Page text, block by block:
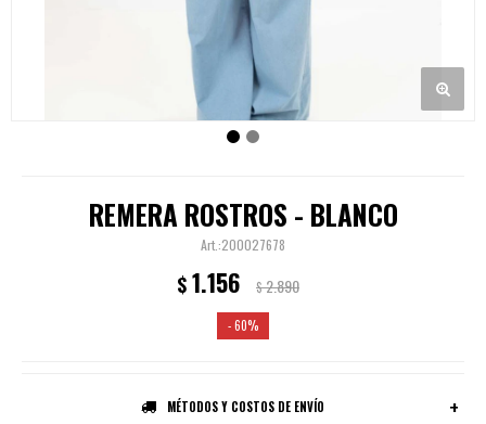
REMERA ROSTROS - BLANCO
200027678
$ 1.156 $2.890
60
MÉTODOS Y COSTOS DE ENVÍO